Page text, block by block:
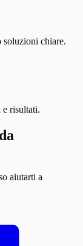
soluzioni chiare.
e risultati.
aiutarti a